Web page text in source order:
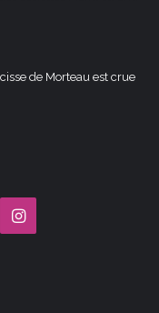
de Morteau est crue
Instagram